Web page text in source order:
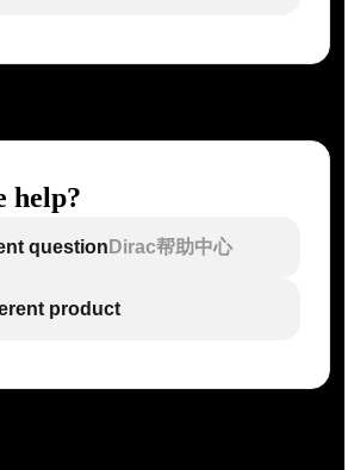
help?
question Dirac帮助中心
product